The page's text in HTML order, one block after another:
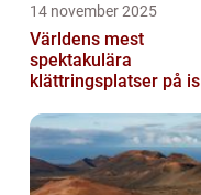
14 november 2025
Världens mest
spektakulära
klättringsplatser på is